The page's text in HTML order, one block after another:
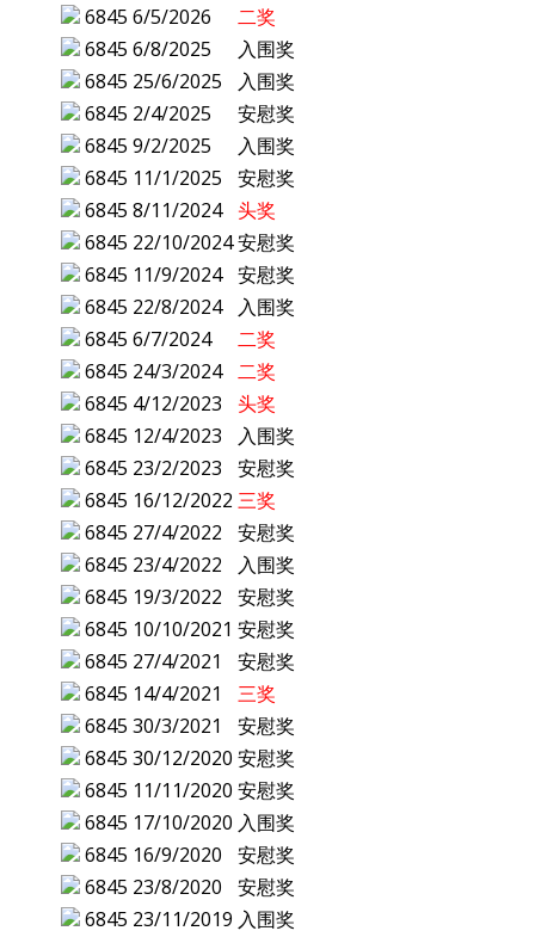
6845 6/5/2026
二奖
6845 6/8/2025
入围奖
6845 25/6/2025
入围奖
6845 2/4/2025
安慰奖
6845 9/2/2025
入围奖
6845 11/1/2025
安慰奖
6845 8/11/2024 头奖
6845 22/10/2024安慰奖
6845 11/9/2024 安慰奖
6845 22/8/2024
入围奖
6845 6/7/2024
二奖
6845 24/3/2024 二奖
6845 4/12/2023
头奖
6845 12/4/2023
入围奖
6845 23/2/2023
安慰奖
6845 16/12/2022 三奖
6845 27/4/2022
安慰奖
6845 23/4/2022
入围奖
6845 19/3/2022
安慰奖
6845 10/10/2021 安慰奖
6845 27/4/2021
安慰奖
6845 14/4/2021
三奖
6845 30/3/2021
安慰奖
6845 30/12/2020 安慰奖
6845 11/11/2020 安慰奖
6845 17/10/2020 入围奖
6845 16/9/2020
安慰奖
6845 23/8/2020
安慰奖
6845 23/11/2019 入围奖